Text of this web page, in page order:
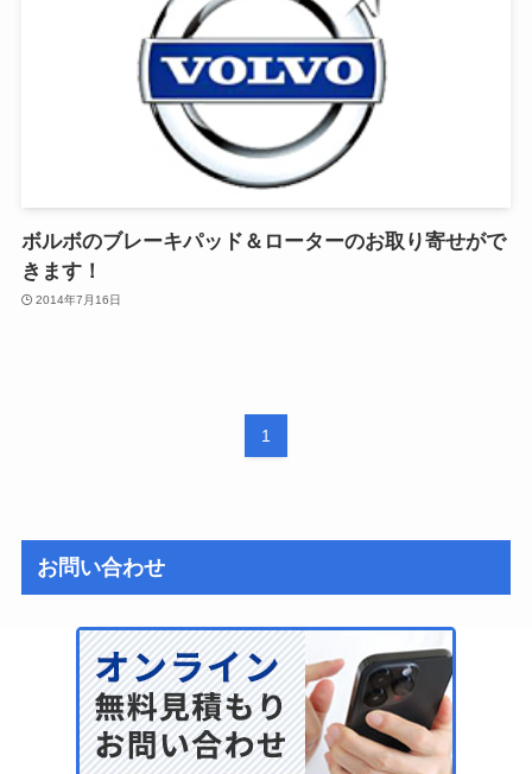
ボルボのブレーキパッド＆ローターのお取り寄せがで
きます！
2014年7月16日
1
お問い合わせ